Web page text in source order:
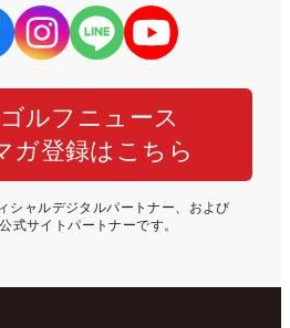
ルフニュース
ガ登録はこちら
シャルデジタルパートナー、および
式サイトパートナーです。